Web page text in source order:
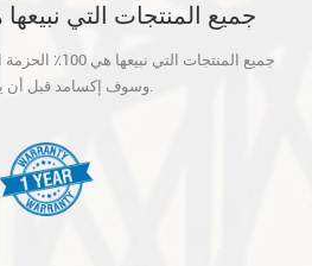
الأصلية الجديدة في حالة
قبل أن يتم شحنها.
جميع المنتجات
وسوف إكسامد قبل أن يتم شحنها.